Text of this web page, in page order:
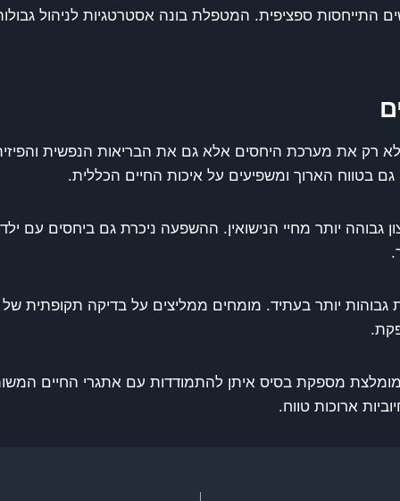
התייחסות ספציפית. המטפלת בונה אסטרטגיות לניהול
לא רק את מערכת היחסים אלא גם את הבריאות הנפשית
גם בטווח הארוך ומשפיעים על איכות החיים הכללית.
גבוהה יותר מחיי הנישואין. ההשפעה ניכרת גם ביחסים עם
גבוהות יותר בעתיד. מומחים ממליצים על בדיקה
מספקת בסיס איתן להתמודדות עם אתגרי החיים
ארוכות טווח.